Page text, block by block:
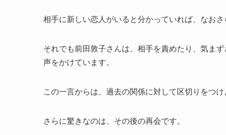
相手に新しい恋人がいると分かっていれば、なおさ
それでも前田敦子さんは、相手を責めたり、気ま
声をかけています。
この一言からは、過去の関係に対して区切りをつ
さらに驚きなのは、その後の再会です。